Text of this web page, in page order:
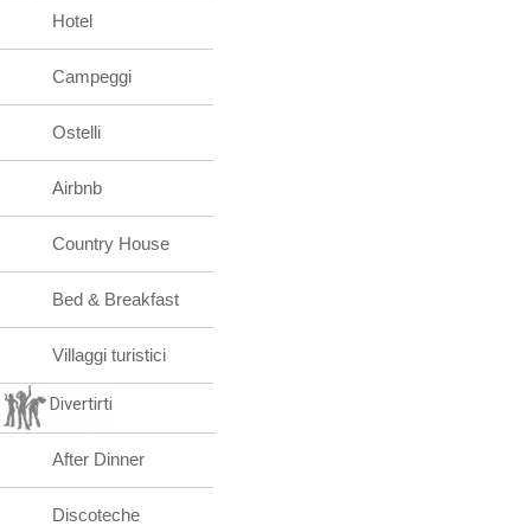
Hotel
Campeggi
Ostelli
Airbnb
Country House
Bed & Breakfast
Villaggi turistici
Divertirti
After Dinner
Discoteche